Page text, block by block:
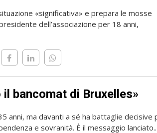
«significativa» e prepara le mosse
dell’associazione per 18 anni,
il bancomat di Bruxelles»
anni, ma davanti a sé ha battaglie decisive
e sovranità. È il messaggio lanciato...